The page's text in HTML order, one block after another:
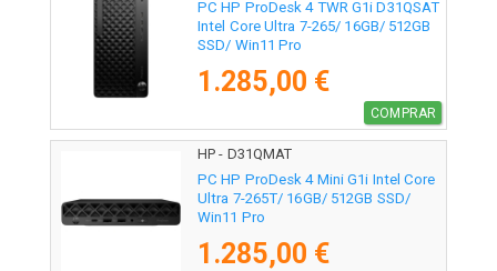
PC HP ProDesk 4 TWR G1i D31QSAT
Intel Core Ultra 7-265/ 16GB/ 512GB
SSD/ Win11 Pro
1.285,00 €
COMPRAR
HP - D31QMAT
PC HP ProDesk 4 Mini G1i Intel Core
Ultra 7-265T/ 16GB/ 512GB SSD/
Win11 Pro
1.285,00 €